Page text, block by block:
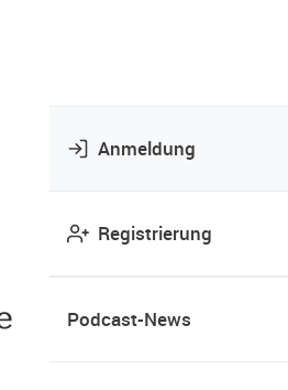
Anmeldung
Registrierung
Podcast-News